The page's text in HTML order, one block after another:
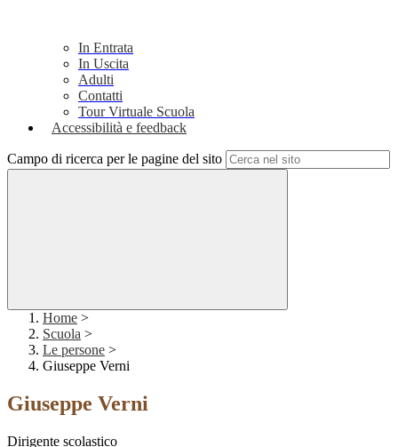
In Entrata
In Uscita
Adulti
Contatti
Tour Virtuale Scuola
Accessibilità e feedback
Campo di ricerca per le pagine del sito
Home >
Scuola >
Le persone >
Giuseppe Verni
Giuseppe Verni
Dirigente scolastico